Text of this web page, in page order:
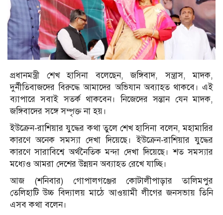
প্রধানমন্ত্রী শেখ হাসিনা বলেছেন, জঙ্গিবাদ, সন্ত্রাস, মাদক,
দুর্নীতিবাজদের বিরুদ্ধে আমাদের অভিযান অব্যাহত থাকবে। এই
ব্যাপারে সবাই সতর্ক থাকবেন। নিজেদের সন্তান যেন মাদক,
জঙ্গিবাদের সঙ্গে সম্পৃক্ত না হয়।
ইউক্রেন-রাশিয়ার যুদ্ধের কথা তুলে শেখ হাসিনা বলেন, মহামারির
কারণে অনেক সমস্যা দেখা দিয়েছে। ইউক্রেন-রাশিয়ার যুদ্ধের
কারণে সারাবিশ্বে অর্থনৈতিক মন্দা দেখা দিয়েছে। শত সমস্যার
মধ্যেও আমরা দেশের উন্নয়ন অব্যাহত রেখে যাচ্ছি।
আজ (শনিবার) গোপালগঞ্জের কোটালীপাড়ার তালিমপুর
তেলিহাটি উচ্চ বিদ্যালয় মাঠে আওয়ামী লীগের জনসভায় তিনি
এসব কথা বলেন।